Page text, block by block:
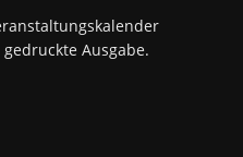
Ausgabe.